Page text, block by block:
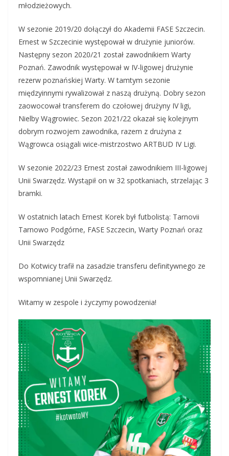
młodzieżowych.
W sezonie 2019/20 dołączył do Akademii FASE Szczecin.
Ernest w Szczecinie występował w drużynie juniorów.
Następny sezon 2020/21 został zawodnikiem Warty
Poznań. Zawodnik występował w IV-ligowej drużynie
rezerw poznańskiej Warty. W tamtym sezonie
międzyinnymi rywalizował z naszą drużyną. Dobry sezon
zaowocował transferem do czołowej drużyny IV ligi,
Nielby Wągrowiec. Sezon 2021/22 okazał się kolejnym
dobrym rozwojem zawodnika, razem z drużyna z
Wągrowca osiągali wice-mistrzostwo ARTBUD IV Ligi.
W sezonie 2022/23 Ernest został zawodnikiem III-ligowej
Unii Swarzędz. Wystąpił on w 32 spotkaniach, strzelając 3
bramki.
W ostatnich latach Ernest Korek był futbolistą: Tarnovii
Tarnowo Podgórne, FASE Szczecin, Warty Poznań oraz
Unii Swarzędz
Do Kotwicy trafił na zasadzie transferu definitywnego ze
wspomnianej Unii Swarzędz.
Witamy w zespole i życzymy powodzenia!